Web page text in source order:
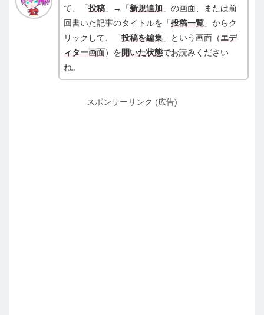
て、「投稿 」→「新規追加 」の画面、または前
回書いた記事のタイトルを「投稿一覧 」からク
リックして、「投稿を編集 」という画面（エデ
ィター画面）を開いた状態でお読みください
ね。
スポンサーリンク (広告)